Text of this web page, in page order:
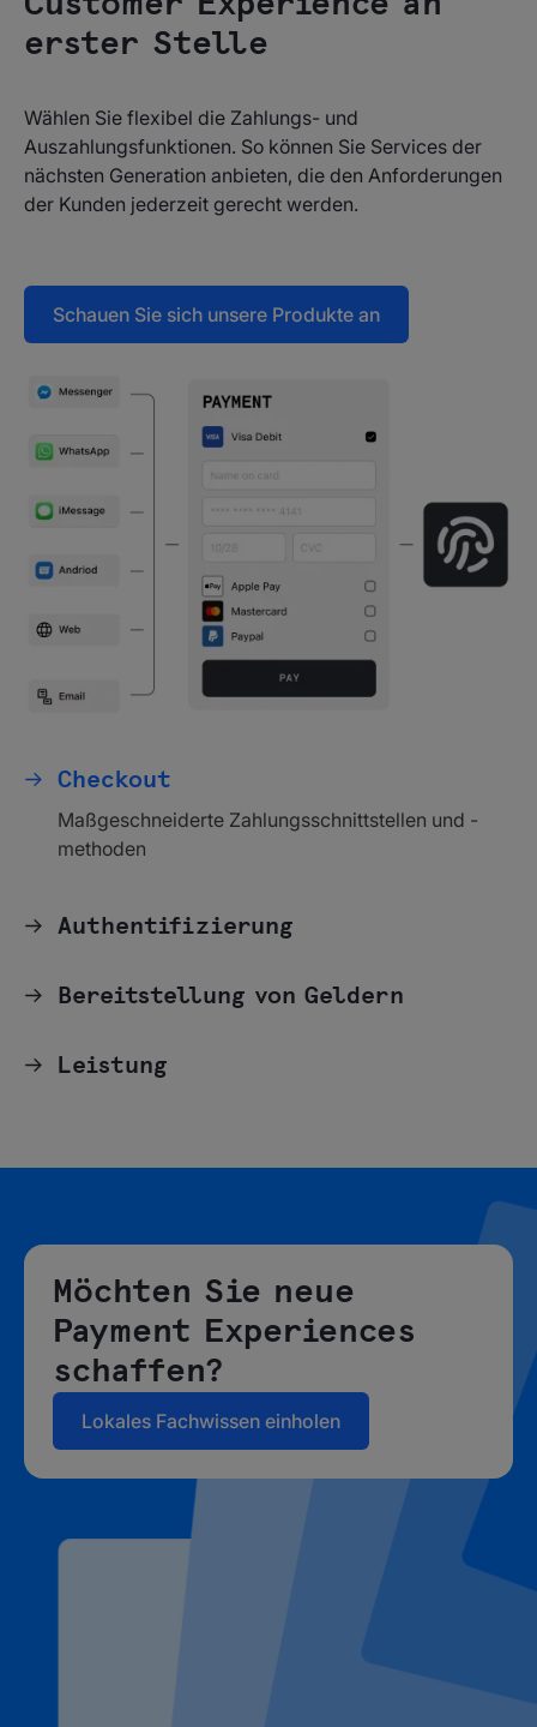
erster Stelle
Wählen Sie flexibel die Zahlungs- und
Auszahlungsfunktionen. So können Sie Services der
nächsten Generation anbieten, die den Anforderungen
der Kunden jederzeit gerecht werden.
Checkout
Maßgeschneiderte Zahlungsschnittstellen und -
methoden
Authentifizierung
Bereitstellung von Geldern
Leistung
Schauen Sie sich unsere Produkte an
Möchten Sie neue
Payment Experiences
schaffen?
Lokales Fachwissen einholen